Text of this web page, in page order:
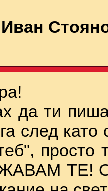
Иван
да ти
след като
просто
ТЕ!